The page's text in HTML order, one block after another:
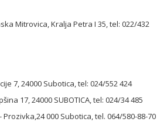
Mitrovica, Kralja Petra I 35, tel: 022/432
7, 24000 Subotica, tel: 024/552 424
17, 24000 SUBOTICA, tel: 024/34 485
Prozivka,24 000 Subotica, tel. 064/580-88-70